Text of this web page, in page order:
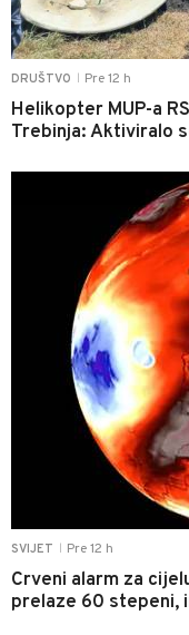
DRUŠTVO Pre 12 h
Helikopter MUP-a
Trebinja: Aktiviralo
SVIJET Pre 12 h
Crveni alarm za
prelaze 60 stepeni,